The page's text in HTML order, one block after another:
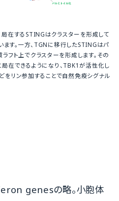
在するSTINGはクラスターを形成して
す。一方、TGNに移行したSTINGはパ
フト上でクラスターを形成します。その
在できるようになり、TBK1が活性化し
をリン参加することで自然免疫シグナル
genesの略。小胞体